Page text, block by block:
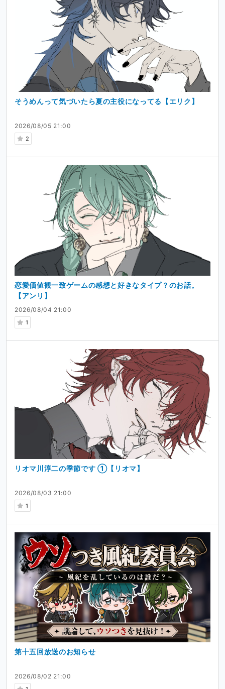
2026/08/05 21:00
2
そうめんって気づいたら夏の主役になってる【エリク】
2026/08/04 21:00
1
恋愛価値観一致ゲームの感想と好きなタイプ？のお話。
【アンリ】
2026/08/03 21:00
1
リオマ川淳二の季節です ①【リオマ】
2026/08/02 21:00
第十五回放送のお知らせ